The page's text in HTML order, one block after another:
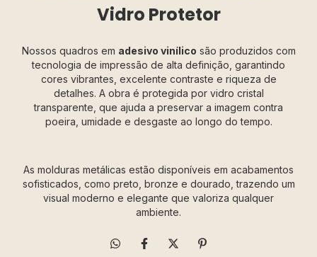
Vidro Protetor
Nossos quadros em adesivo vinílico são produzidos com
tecnologia de impressão de alta definição, garantindo
cores vibrantes, excelente contraste e riqueza de
detalhes. A obra é protegida por vidro cristal
transparente, que ajuda a preservar a imagem contra
poeira, umidade e desgaste ao longo do tempo.
As molduras metálicas estão disponíveis em acabamentos
sofisticados, como preto, bronze e dourado, trazendo um
visual moderno e elegante que valoriza qualquer
ambiente.